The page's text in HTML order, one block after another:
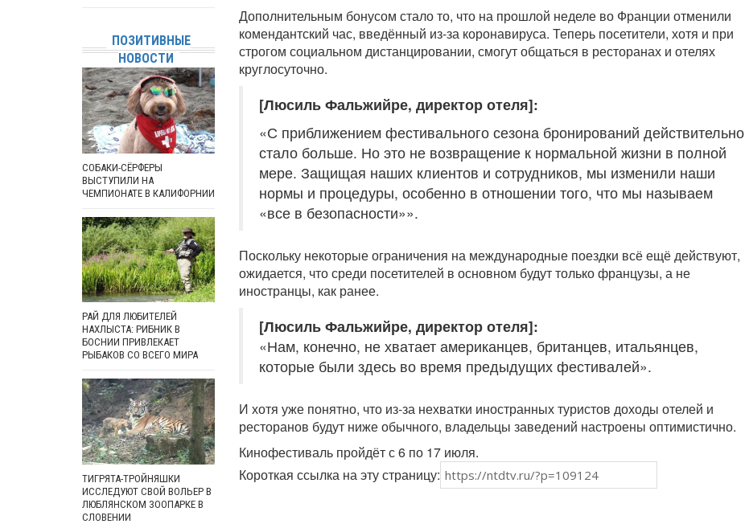
Дополнительным бонусом стало то, что на прошлой неделе во Франции отменили
комендантский час, введённый из-за коронавируса. Теперь посетители, хотя и при
строгом социальном дистанцировании, смогут общаться в ресторанах и отелях
круглосуточно.
[Люсиль Фальжийре, директор отеля]:
«С приближением фестивального сезона бронирований действительно
стало больше. Но это не возвращение к нормальной жизни в полной
мере. Защищая наших клиентов и сотрудников, мы изменили наши
нормы и процедуры, особенно в отношении того, что мы называем
«все в безопасности»».
Поскольку некоторые ограничения на международные поездки всё ещё действуют,
ожидается, что среди посетителей в основном будут только французы, а не
иностранцы, как ранее.
[Люсиль Фальжийре, директор отеля]:
«Нам, конечно, не хватает американцев, британцев, итальянцев,
которые были здесь во время предыдущих фестивалей».
И хотя уже понятно, что из-за нехватки иностранных туристов доходы отелей и
ресторанов будут ниже обычного, владельцы заведений настроены оптимистично.
Кинофестиваль пройдёт с 6 по 17 июля.
Короткая ссылка на эту страницу:
ПОЗИТИВНЫЕ
НОВОСТИ
СОБАКИ-СЁРФЕРЫ
ВЫСТУПИЛИ НА
ЧЕМПИОНАТЕ В КАЛИФОРНИИ
РАЙ ДЛЯ ЛЮБИТЕЛЕЙ
НАХЛЫСТА: РИБНИК В
БОСНИИ ПРИВЛЕКАЕТ
РЫБАКОВ СО ВСЕГО МИРА
ТИГРЯТА-ТРОЙНЯШКИ
ИССЛЕДУЮТ СВОЙ ВОЛЬЕР В
ЛЮБЛЯНСКОМ ЗООПАРКЕ В
СЛОВЕНИИ